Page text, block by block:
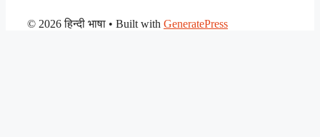
© 2026 हिन्दी भाषा • Built with GeneratePress